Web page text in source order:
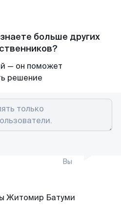
больше других
— он поможет
решение
Вы